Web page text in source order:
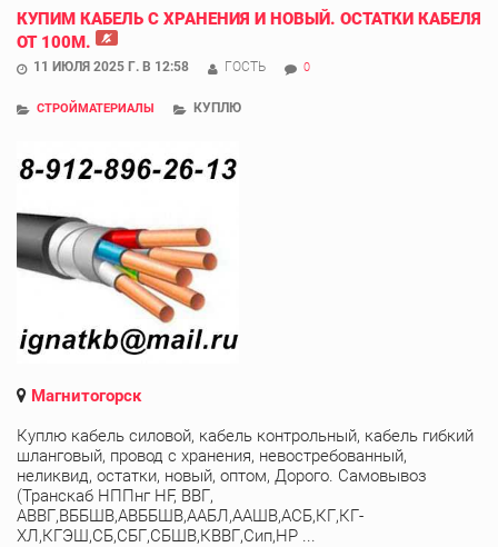
КУПИМ КАБЕЛЬ С ХРАНЕНИЯ И НОВЫЙ. ОСТАТКИ КАБЕЛЯ
ОТ 100М.
11 ИЮЛЯ 2025 Г. В 12:58 ГОСТЬ 0
СТРОЙМАТЕРИАЛЫ КУПЛЮ
Магнитогорск
Куплю кабель силовой, кабель контрольный, кабель гибкий
шланговый, провод с хранения, невостребованный,
неликвид, остатки, новый, оптом, Дорого. Самовывоз
(Транскаб НППнг HF, ВВГ,
АВВГ,ВББШВ,АВББШВ,ААБЛ,ААШВ,АСБ,КГ,КГ-
ХЛ,КГЭШ,СБ,СБГ,СБШВ,КВВГ,Сип,НР ...